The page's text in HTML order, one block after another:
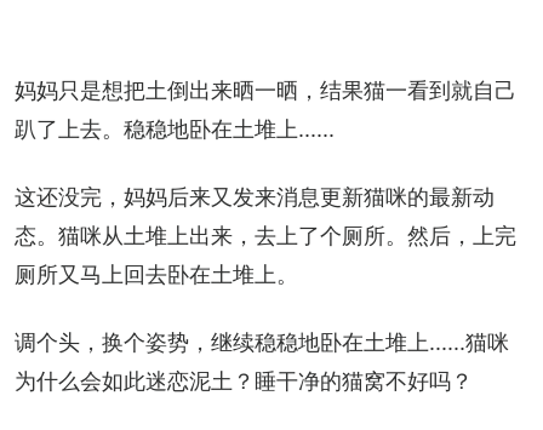
妈妈只是想把土倒出来晒一晒，结果猫一看到就自己
趴了上去。稳稳地卧在土堆上......
这还没完，妈妈后来又发来消息更新猫咪的最新动
态。猫咪从土堆上出来，去上了个厕所。然后，上完
厕所又马上回去卧在土堆上。
调个头，换个姿势，继续稳稳地卧在土堆上......猫咪
为什么会如此迷恋泥土？睡干净的猫窝不好吗？